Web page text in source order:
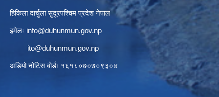
हिकिला दार्चुला सुदूरपश्चिम प्रदेश नेपाल
इमेलः info@duhunmun.gov.np
ito@duhunmun.gov.np
अडियो नोटिस बोर्डः १६१८०७०७०९३०४